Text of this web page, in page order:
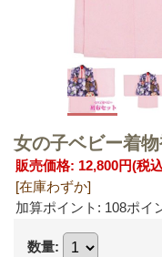
女の子ベビー着
販売価格: 12,800円(税
[在庫わずか]
加算ポイント: 108ポイ
数量: